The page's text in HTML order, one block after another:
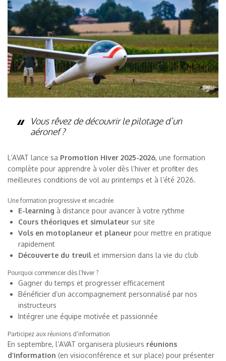
Vous rêvez de découvrir le pilotage d’un
aéronef ?
L’AVAT lance sa Promotion Hiver 2025-2026, une formation
complète pour apprendre à voler dès l’hiver et profiter des
meilleures conditions de vol au printemps et à l’été 2026.
Une formation progressive et encadrée
E-learning à distance pour avancer à votre rythme
Cours théoriques et simulateur sur site
Vols en motoplaneur et planeur pour mettre en pratique
rapidement
Découverte du treuil et immersion dans la vie du club
Pourquoi commencer dès l’hiver ?
Gagner du temps et progresser efficacement
Bénéficier d’un accompagnement personnalisé par nos
instructeurs
Intégrer une équipe motivée et passionnée
Participez aux réunions d’information
En septembre, l’AVAT organisera plusieurs réunions
d’information (en visioconférence et sur place) pour présenter